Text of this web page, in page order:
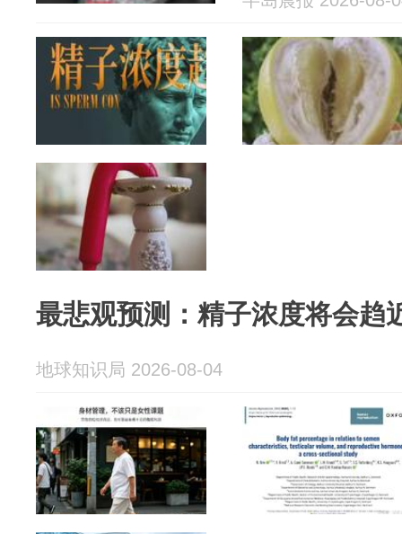
最悲观预测：精子浓度将会趋
地球知识局 2026-08-04